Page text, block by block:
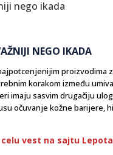
NEGO IKADA
proizvodima
korakom između
imaju sasvim drugačiju
očuvanje kožne barijere,
vest na sajtu